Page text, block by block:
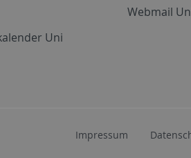
Uni
Webmail
Impressum